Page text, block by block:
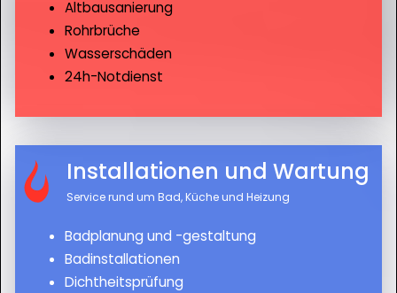
Altbausanierung
Rohrbrüche
Wasserschäden
24h-Notdienst
Installationen und Wartung
Service rund um Bad, Küche und Heizung
Badplanung und -gestaltung
Badinstallationen
Dichtheitsprüfung